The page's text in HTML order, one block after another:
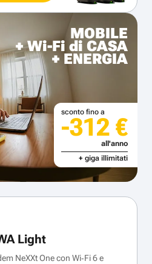
MOBILE
+ Wi-Fi di CASA
+ ENERGIA
sconto fino a
-312 €
all'anno
+ giga illimitati
Light
NeXXt One con Wi‑Fi 6 e